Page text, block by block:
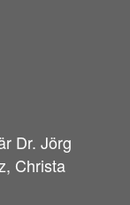
Dr. Jörg
Christa